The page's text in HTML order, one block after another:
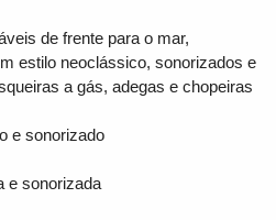
de frente para o mar,
estilo neoclássico, sonorizados e
a gás, adegas e chopeiras
e sonorizado
e sonorizada